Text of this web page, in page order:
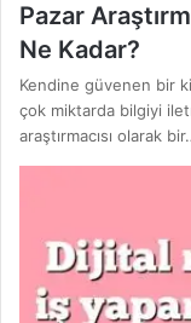
Pazar
Ne Kadar?
Kendine güvenen bir
çok miktarda bilgiyi
araştırmacısı olarak